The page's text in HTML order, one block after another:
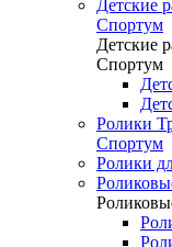
Детские
Спортум
Детские
Спортум
Ролики
Спортум
Ролики